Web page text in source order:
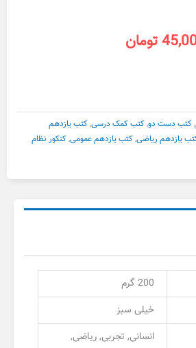
تومان
,کتب دست دو,کتب کمک درسی,کتب یازدهم
یازدهم ریاضی,کتب یازدهم عمومی,کنکور نظام
200 گرم
خیلی سبز
انسانی, تجربی, ریاضی,